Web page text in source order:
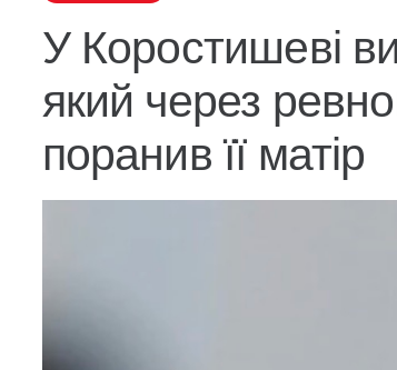
У Коростишеві
який через
поранив її матір